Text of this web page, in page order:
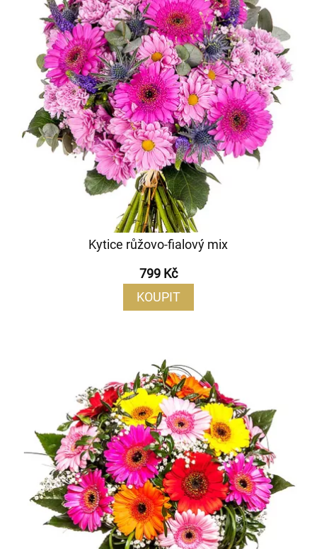
Kytice růžovo-fialový mix
799 Kč
KOUPIT